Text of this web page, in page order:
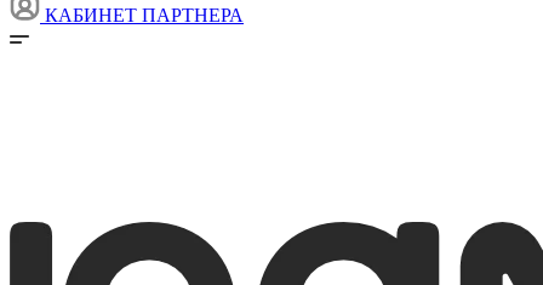
КАБИНЕТ ПАРТНЕРА